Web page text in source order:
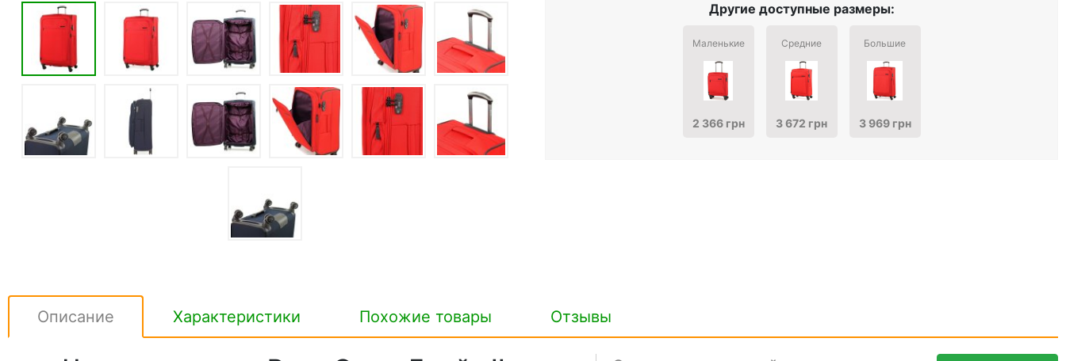
Другие доступные размеры:
Маленькие
2 366 грн
Средние
3 672 грн
Большие
3 969 грн
Описание Характеристики Похожие товары Отзывы